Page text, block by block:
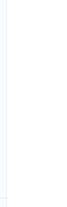
عضو شوید